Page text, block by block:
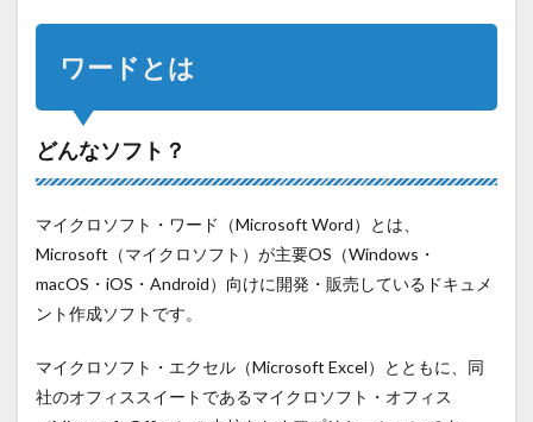
ワードとは
どんなソフト？
マイクロソフト・ワード（Microsoft Word）とは、
Microsoft（マイクロソフト）が主要OS（Windows・
macOS・iOS・Android）向けに開発・販売しているドキュメ
ント作成ソフトです。
マイクロソフト・エクセル（Microsoft Excel）とともに、同
社のオフィススイートであるマイクロソフト・オフィス